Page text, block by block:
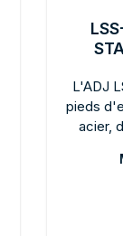
L'ADJ
pieds
acier,
sûre